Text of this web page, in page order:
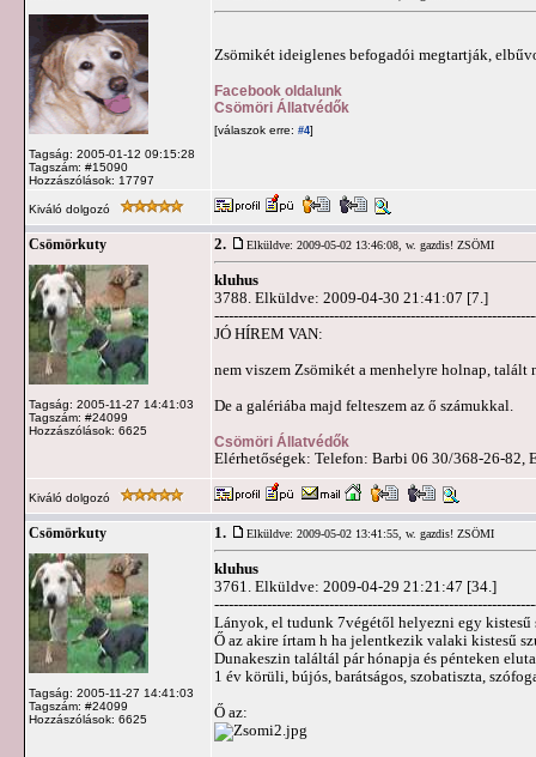
Tagság: 2005-01-12 09:15:28
Tagszám: #15090
Hozzászólások: 17797
Zsömikét ideiglenes befogadói megtartják,
Facebook oldalunk
Csömöri Állatvédők
[válaszok erre: #4]
Kiváló dolgozó
Csömörkuty
Tagság: 2005-11-27 14:41:03
Tagszám: #24099
Hozzászólások: 6625
2. Elküldve: 2009-05-02 13:46:08, w. gazdis! ZSÖMI
kluhus
3788. Elküldve: 2009-04-30 21:41:07 [7.]
JÓ HÍREM VAN:
nem viszem Zsömikét a menhelyre holnap,
De a galériába majd felteszem az ő számukkal.
Csömöri Állatvédők
Elérhetőségek: Telefon: Barbi 06 30/368-26-82,
Kiváló dolgozó
Csömörkuty
Tagság: 2005-11-27 14:41:03
Tagszám: #24099
Hozzászólások: 6625
1. Elküldve: 2009-05-02 13:41:55, w. gazdis! ZSÖMI
kluhus
3761. Elküldve: 2009-04-29 21:21:47 [34.]
Lányok, el tudunk 7végétől helyezni egy kistesű
Ő az akire írtam h ha jelentkezik valaki kistesű
Dunakeszin találtál pár hónapja és pénteken
1 év körüli, bújós, barátságos, szobatiszta,
Ő az: